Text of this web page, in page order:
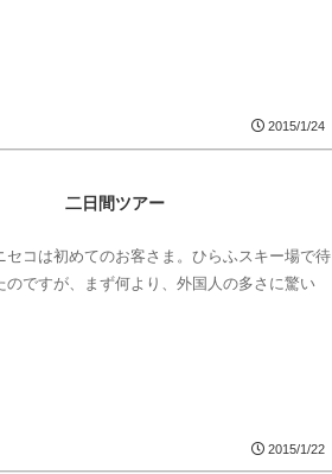
2015/1/24
二日間ツアー
セコは初めてのお客さま。ひらふスキー場で待
のですが、まず何より、外国人の多さに驚い
2015/1/22